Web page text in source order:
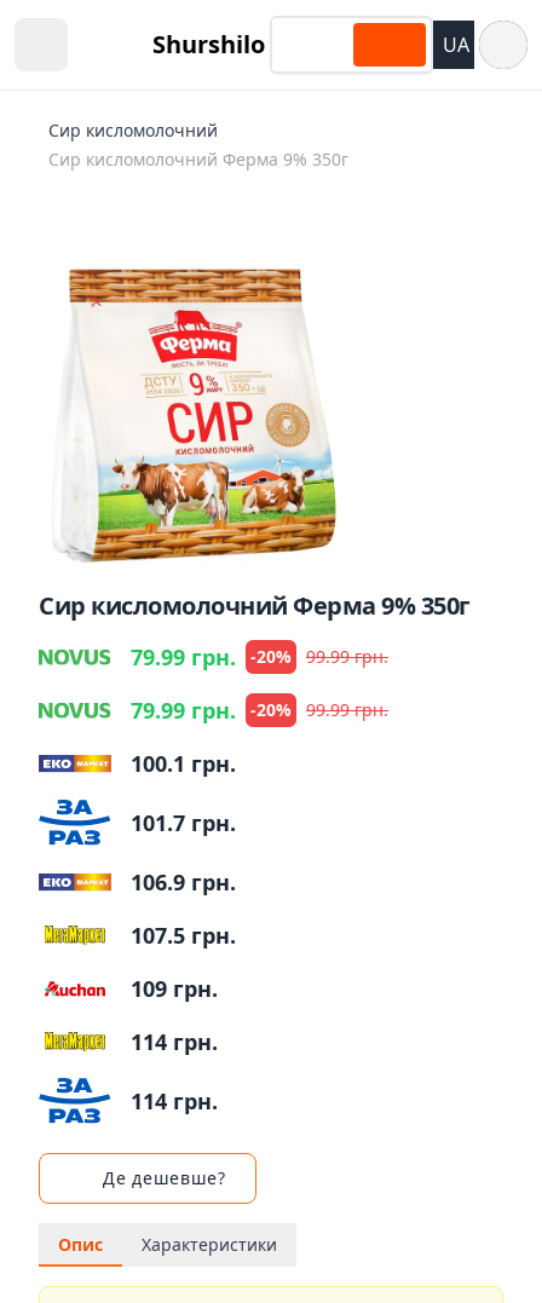
Shurshilo UA
Сир кисломолочний
Сир кисломолочний Ферма 9% 350г
Сир кисломолочний Ферма 9% 350г
79.99 грн. -20% 99.99 грн.
79.99 грн. -20% 99.99 грн.
100.1 грн.
101.7 грн.
106.9 грн.
107.5 грн.
109 грн.
114 грн.
114 грн.
Де дешевше?
Опис Характеристики